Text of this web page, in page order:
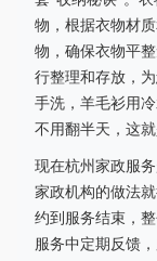
物，根据衣物材
物，确保衣物平
行整理和存放，
手洗，羊毛衫用
不用翻半天，这
现在杭州家政服
家政机构的做法
约到服务结束，
服务中定期反馈